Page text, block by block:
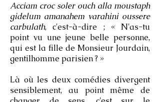
Acciam croc soler ouch alla moustaph
gidelum amanahem varahini oussere
carbulath, c'est-à-dire ; « N'as-tu
point vu une jeune belle personne,
qui est la fille de Monsieur Jourdain,
gentilhomme parisien ? »
Là où les deux comédies divergent
sensiblement, au point même de